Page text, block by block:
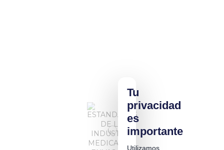
Tu
privacidad
es
importante
Utilizamos